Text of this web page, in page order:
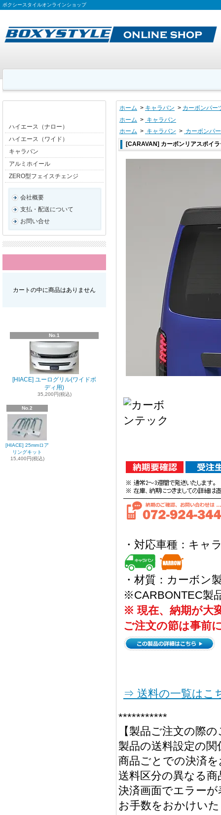
ボクシースタイルオンラインショップ
ハイエース（ナロー）
ハイエース（ワイド）
キャラバン
アルミホイール
ZERO型フェイスチェンジ
会社概要
支払・配送について
お問い合せ
カートの中に商品はありません
No.1
[HIACE] ユーログリル(ワイドボ
ディ用)
35,200円(税込)
No.2
[HIACE] 25mmロア
リングキット
15,400円(税込)
ホーム > キャラバン > カーボンパー
ホーム > キャラバン
ホーム > キャラバン > カーボンパ
[CARAVAN] カーボンリアスポイ
・対応車種：キャ
・材質：カーボ
※CARBONTEC製
※ 現在、納期が大
ご注文の節は事前
⇒ 送料の一覧はこ
***********
【製品ご注文の際
製品の送料設定の
商品ごとでの決済
送料区分の異なる
決済画面でエラー
お手数をおかけい